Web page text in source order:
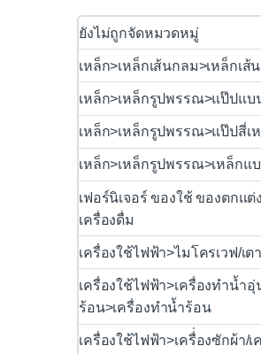
ยังไม่ถูกจัดหมวดหมู่
เหล็ก>เหล็กเส้นกลม>เหล็กเส้
เหล็ก>เหล็กรูปพรรณ>แป๊ปแบ
เหล็ก>เหล็กรูปพรรณ>แป๊ปสี่เ
เหล็ก>เหล็กรูปพรรณ>เหล็กแ
เฟอร์นิเจอร์ ของใช้ ของตกแ
เครื่องดื่ม
เครื่องใช้ไฟฟ้า>ไมโครเวฟ/เต
เครื่องใช้ไฟฟ้า>เครื่องทำน้ำอุ่
ร้อน>เครื่องทำน้ำร้อน
เครื่องใช้ไฟฟ้า>เครื่่องซักผ้า/เ